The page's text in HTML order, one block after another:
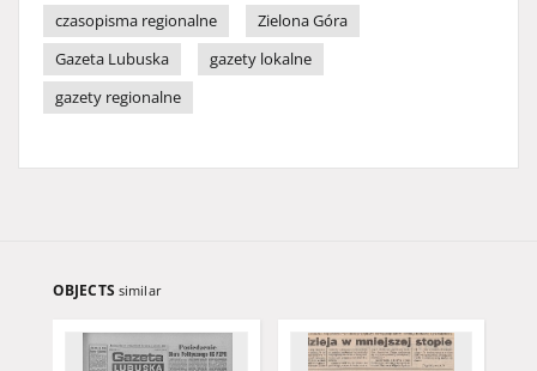
czasopisma regionalne
Zielona Góra
Gazeta Lubuska
gazety lokalne
gazety regionalne
OBJECTS similar